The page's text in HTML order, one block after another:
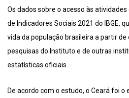
Os dados sobre o acesso às
de Indicadores Sociais 2021 do IBGE,
vida da população brasileira a partir de
pesquisas do Instituto e de outras
estatísticas oficiais.
De acordo com o estudo, o Ceará foi